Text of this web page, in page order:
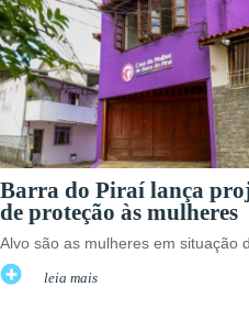
Barra do Piraí lança
de proteção às mulheres
Alvo são as mulheres em situação
leia mais